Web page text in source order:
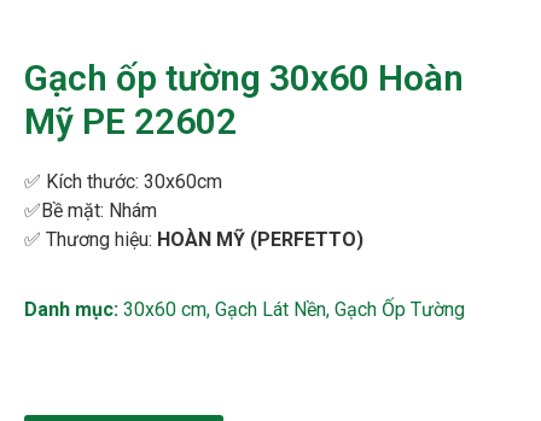
Gạch ốp tường 30x60 Hoàn
Mỹ PE 22602
✅ Kích thước: 30x60cm
✅Bề mặt: Nhám
✅ Thương hiệu: HOÀN MỸ (PERFETTO)
Danh mục: 30x60 cm, Gạch Lát Nền, Gạch Ốp Tường